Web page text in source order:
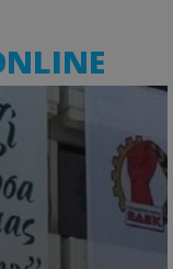
ποιες
έχουν
Αυτό
από το